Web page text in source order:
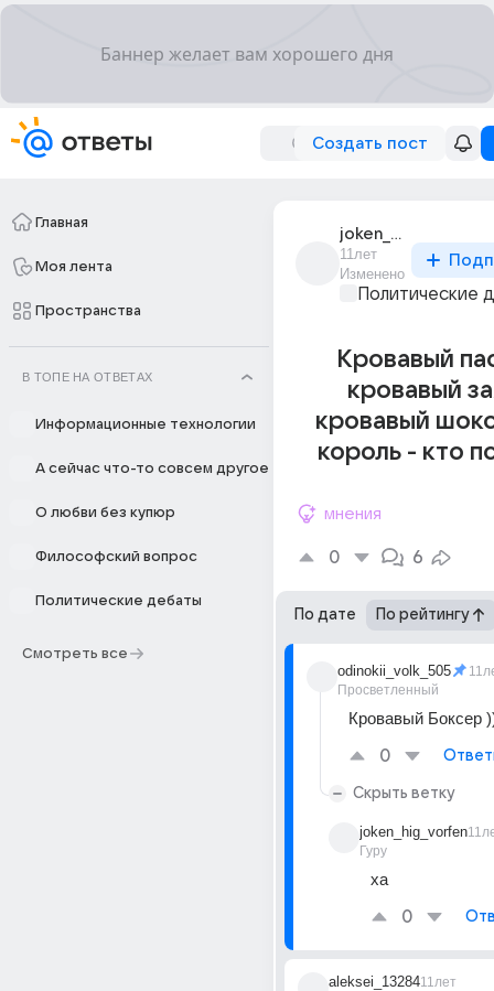
Создать пост
Главная
Моя лента
Пространства
В ТОПЕ НА ОТВЕТАХ
Информационные технологии
А сейчас что-то совсем другое
О любви без купюр
Философский вопрос
Политические дебаты
Смотреть все
joken_hig_vorfen
11лет
Изменено
Политические
Кровавый
кровавый
кровавый
король - кто
мнения
0 6
По дате По рейтингу
odinokii_volk_505
Просветленный
Кровавый Боксер
0
Скрыть ветку
joken_hig_vorfen
Гуру
ха
0
aleksei_1328411лет